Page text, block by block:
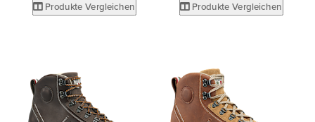
Produkte Vergleichen Produkte Vergleichen